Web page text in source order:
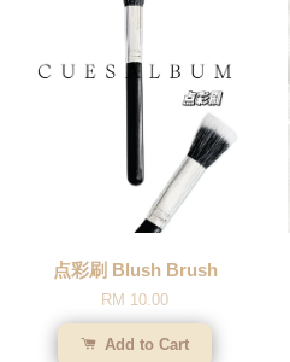
点彩刷 Blush Brush
RM 10.00
Add to Cart